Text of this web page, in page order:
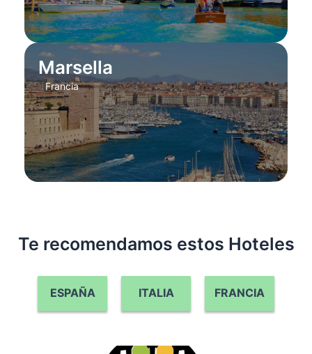
Marsella
Francia
Te recomendamos estos Hoteles
ESPAÑA ITALIA FRANCIA